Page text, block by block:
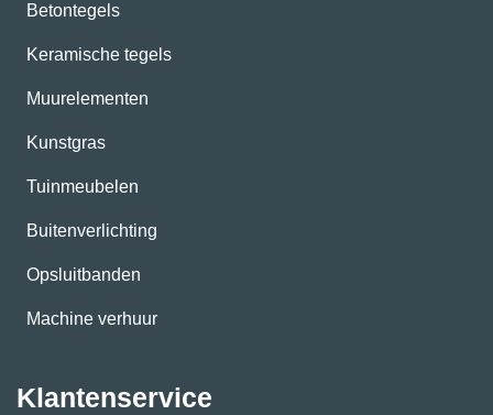
Betontegels
Keramische tegels
Muurelementen
Kunstgras
Tuinmeubelen
Buitenverlichting
Opsluitbanden
Machine verhuur
Klantenservice